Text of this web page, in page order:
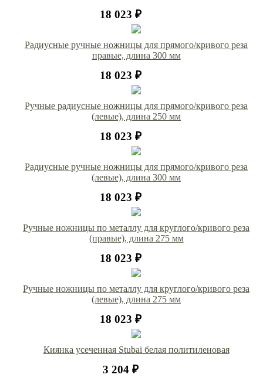
18 023 ₽
Радиусные ручные ножницы для прямого/кривого реза
правые, длина 300 мм
18 023 ₽
Ручные радиусные ножницы для прямого/кривого реза
(левые), длина 250 мм
18 023 ₽
Радиусные ручные ножницы для прямого/кривого реза
(левые), длина 300 мм
18 023 ₽
Ручные ножницы по металлу для круглого/кривого реза
(правые), длина 275 мм
18 023 ₽
Ручные ножницы по металлу для круглого/кривого реза
(левые), длина 275 мм
18 023 ₽
Киянка усеченная Stubai белая политиленовая
3 204 ₽